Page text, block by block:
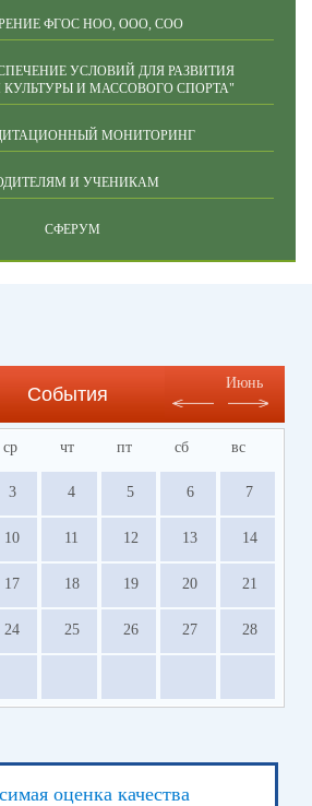
ФГОС НОО, ООО, СОО
УСЛОВИЙ ДЛЯ РАЗВИТИЯ
И МАССОВОГО СПОРТА"
МОНИТОРИНГ
И УЧЕНИКАМ
СФЕРУМ
События
Июнь
ср чт пт сб вс
3 4 5 6 7
10 11 12 13 14
17 18 19 20 21
24 25 26 27 28
оценка качества